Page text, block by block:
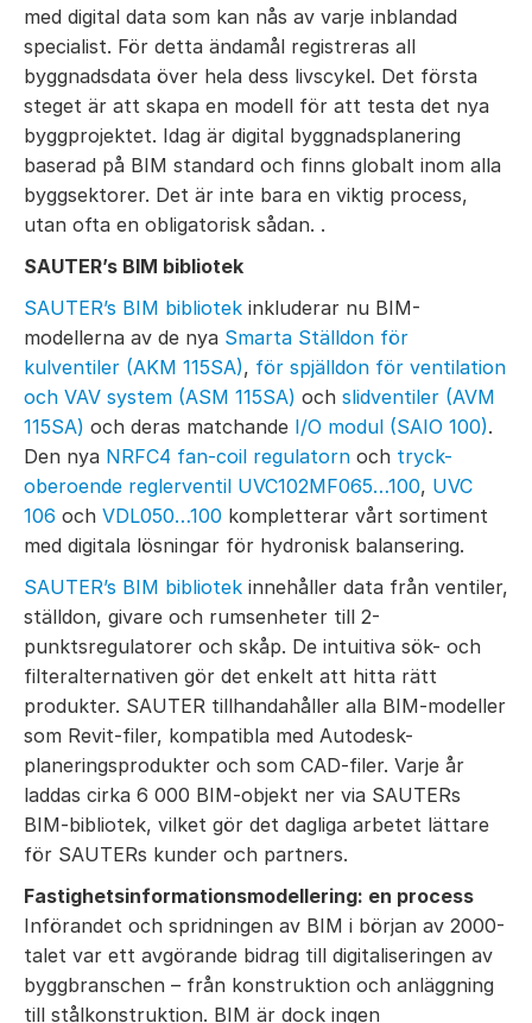
med digital data som kan nås av varje inblandad
specialist. För detta ändamål registreras all
byggnadsdata över hela dess livscykel. Det första
steget är att skapa en modell för att testa det nya
byggprojektet. Idag är digital byggnadsplanering
baserad på BIM standard och finns globalt inom alla
byggsektorer. Det är inte bara en viktig process,
utan ofta en obligatorisk sådan. .
SAUTER’s BIM bibliotek
SAUTER’s BIM bibliotek inkluderar nu BIM-
modellerna av de nya Smarta Ställdon för
kulventiler (AKM 115SA), för spjälldon för ventilation
och VAV system (ASM 115SA) och slidventiler (AVM
115SA) och deras matchande I/O modul (SAIO 100).
Den nya NRFC4 fan-coil regulatorn och tryck-
oberoende reglerventil UVC102MF065…100, UVC
106 och VDL050…100 kompletterar vårt sortiment
med digitala lösningar för hydronisk balansering.
SAUTER’s BIM bibliotek innehåller data från ventiler,
ställdon, givare och rumsenheter till 2-
punktsregulatorer och skåp. De intuitiva sök- och
filteralternativen gör det enkelt att hitta rätt
produkter. SAUTER tillhandahåller alla BIM-modeller
som Revit-filer, kompatibla med Autodesk-
planeringsprodukter och som CAD-filer. Varje år
laddas cirka 6 000 BIM-objekt ner via SAUTERs
BIM-bibliotek, vilket gör det dagliga arbetet lättare
för SAUTERs kunder och partners.
Fastighetsinformationsmodellering: en process
Införandet och spridningen av BIM i början av 2000-
talet var ett avgörande bidrag till digitaliseringen av
byggbranschen – från konstruktion och anläggning
till stålkonstruktion. BIM är dock ingen